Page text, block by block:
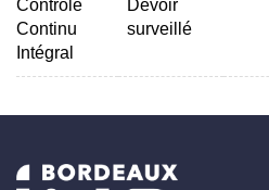
Contrôle
Continu
Intégral
Devoir
surveillé